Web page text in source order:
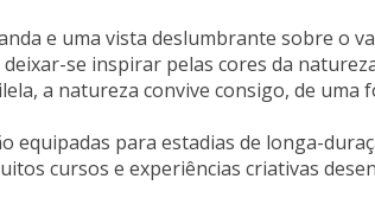
e uma vista deslumbrante sobre o
se inspirar pelas cores da
a natureza convive consigo, de
equipadas para estadias de longa-
cursos e experiências criativas